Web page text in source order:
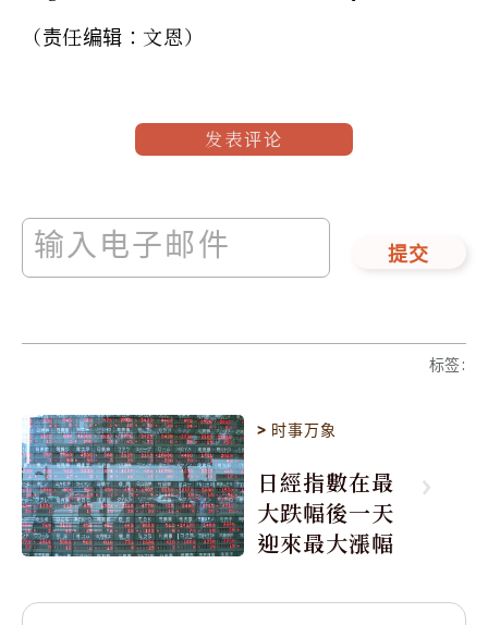
（责任编辑：文恩）
发表评论
提交
标签:
> 时事万象
日經指數在最
大跌幅後一天
迎來最大漲幅